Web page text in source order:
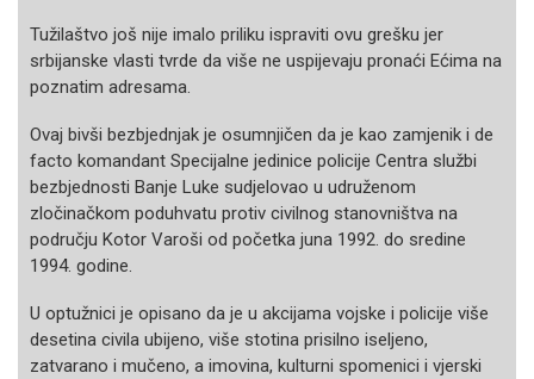
Tužilaštvo još nije imalo priliku ispraviti ovu grešku jer
srbijanske vlasti tvrde da više ne uspijevaju pronaći Ećima na
poznatim adresama.
Ovaj bivši bezbjednjak je osumnjičen da je kao zamjenik i de
facto komandant Specijalne jedinice policije Centra službi
bezbjednosti Banje Luke sudjelovao u udruženom
zločinačkom poduhvatu protiv civilnog stanovništva na
području Kotor Varoši od početka juna 1992. do sredine
1994. godine.
U optužnici je opisano da je u akcijama vojske i policije više
desetina civila ubijeno, više stotina prisilno iseljeno,
zatvarano i mučeno, a imovina, kulturni spomenici i vjerski